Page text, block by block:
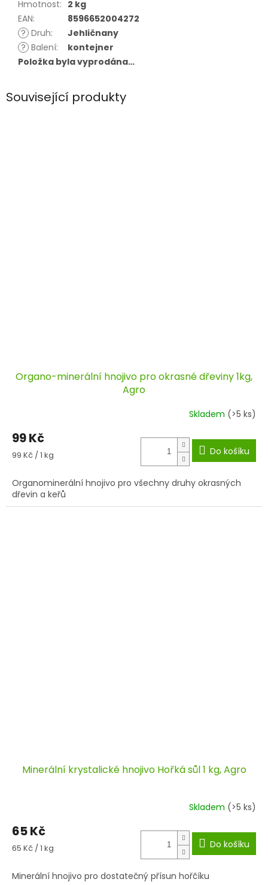
Hmotnost: 2 kg
EAN:
8596652004272
? Druh:
Jehličnany
? Balení:
kontejner
Položka byla vyprodána…
Související produkty
Organo-minerální hnojivo pro okrasné dřeviny 1kg,
Agro
Skladem (>5 ks)
99 Kč
Měrná
99 Kč / 1 kg Do košíku
Organominerální hnojivo pro všechny druhy okrasných
dřevin a keřů
Minerální krystalické hnojivo Hořká sůl 1 kg, Agro
Skladem (>5 ks)
65 Kč
Měrná
65 Kč / 1 kg Do košíku
Minerální hnojivo pro dostatečný přísun hořčíku